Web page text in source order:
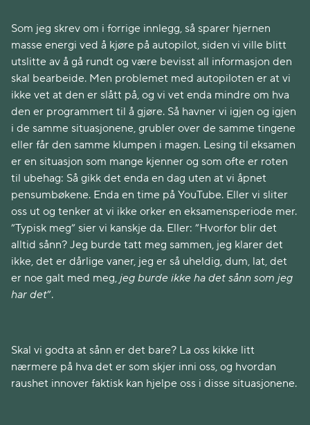
Som jeg skrev om i forrige innlegg, så sparer hjernen
masse energi ved å kjøre på autopilot, siden vi ville blitt
utslitte av å gå rundt og være bevisst all informasjon den
skal bearbeide. Men problemet med autopiloten er at vi
ikke vet at den er slått på, og vi vet enda mindre om hva
den er programmert til å gjøre. Så havner vi igjen og igjen
i de samme situasjonene, grubler over de samme tingene
eller får den samme klumpen i magen. Lesing til eksamen
er en situasjon som mange kjenner og som ofte er roten
til ubehag: Så gikk det enda en dag uten at vi åpnet
pensumbøkene. Enda en time på YouTube. Eller vi sliter
oss ut og tenker at vi ikke orker en eksamensperiode mer.
”Typisk meg” sier vi kanskje da. Eller: ”Hvorfor blir det
alltid sånn? Jeg burde tatt meg sammen, jeg klarer det
ikke, det er dårlige vaner, jeg er så uheldig, dum, lat, det
er noe galt med meg, jeg burde ikke ha det sånn som jeg
har det”.
Skal vi godta at sånn er det bare? La oss kikke litt
nærmere på hva det er som skjer inni oss, og hvordan
raushet innover faktisk kan hjelpe oss i disse situasjonene.